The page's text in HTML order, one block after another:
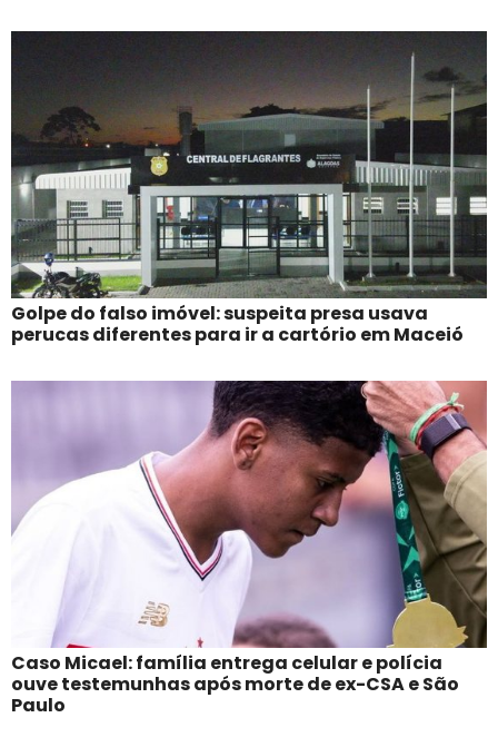
Golpe do falso imóvel: suspeita presa usava
perucas diferentes para ir a cartório em Maceió
Caso Micael: família entrega celular e polícia
ouve testemunhas após morte de ex-CSA e São
Paulo